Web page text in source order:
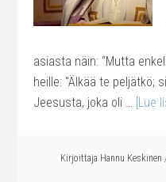
asiasta näin: “Mutta
heille: "Älkää te peljätkö;
Jeesusta, joka oli … [Lue
Kirjoittaja Hannu Keskinen